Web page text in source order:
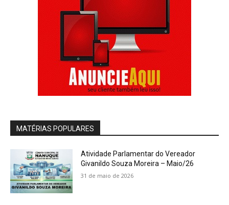
MATÉRIAS POPULARES
Atividade Parlamentar do Vereador
Givanildo Souza Moreira – Maio/26
31 de maio de 2026